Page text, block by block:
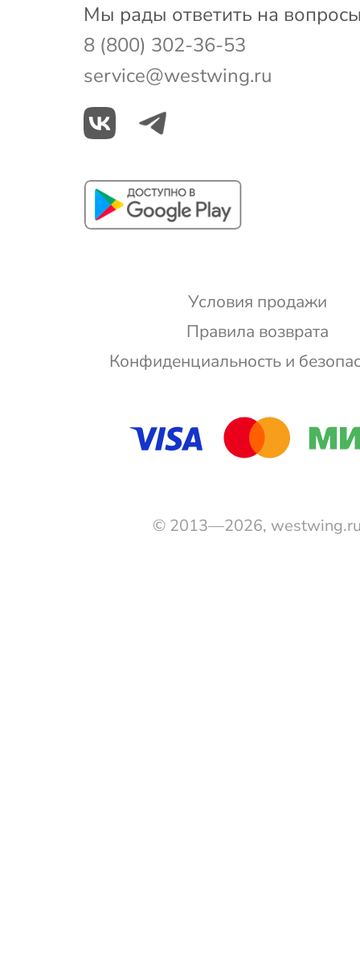
Мы рады ответить на
8 (800) 302-36-53
service@westwing.ru
Условия продажи
Правила возврата
Конфиденциальность и
© 2013—2026,